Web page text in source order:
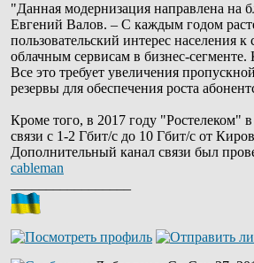
"Данная модернизация направлена на
Евгений Валов. – С каждым годом
пользовательский интерес населения
облачным сервисам в бизнес-
Все это требует увеличения
резервы для обеспечения роста
Кроме того, в 2017 году "Ростелеком"
связи с 1-2 Гбит/с до 10 Гбит/с от
Дополнительный канал связи был
cableman